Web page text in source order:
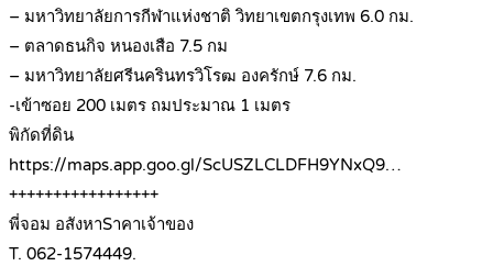
– มหาวิทยาลัยการกีฬาแห่งชาติ วิทยาเขตกรุงเทพ 6.0 กม.
– ตลาดธนกิจ หนองเสือ 7.5 กม
– มหาวิทยาลัยศรีนครินทรวิโรฒ องครักษ์ 7.6 กม.
-เข้าซอย 200 เมตร ถมประมาณ 1 เมตร
พิกัดที่ดิน
https://maps.app.goo.gl/ScUSZLCLDFH9YNxQ9…
+++++++++++++++++
พี่จอม อสังหาSาคาเจ้าของ
T. 062-1574449.